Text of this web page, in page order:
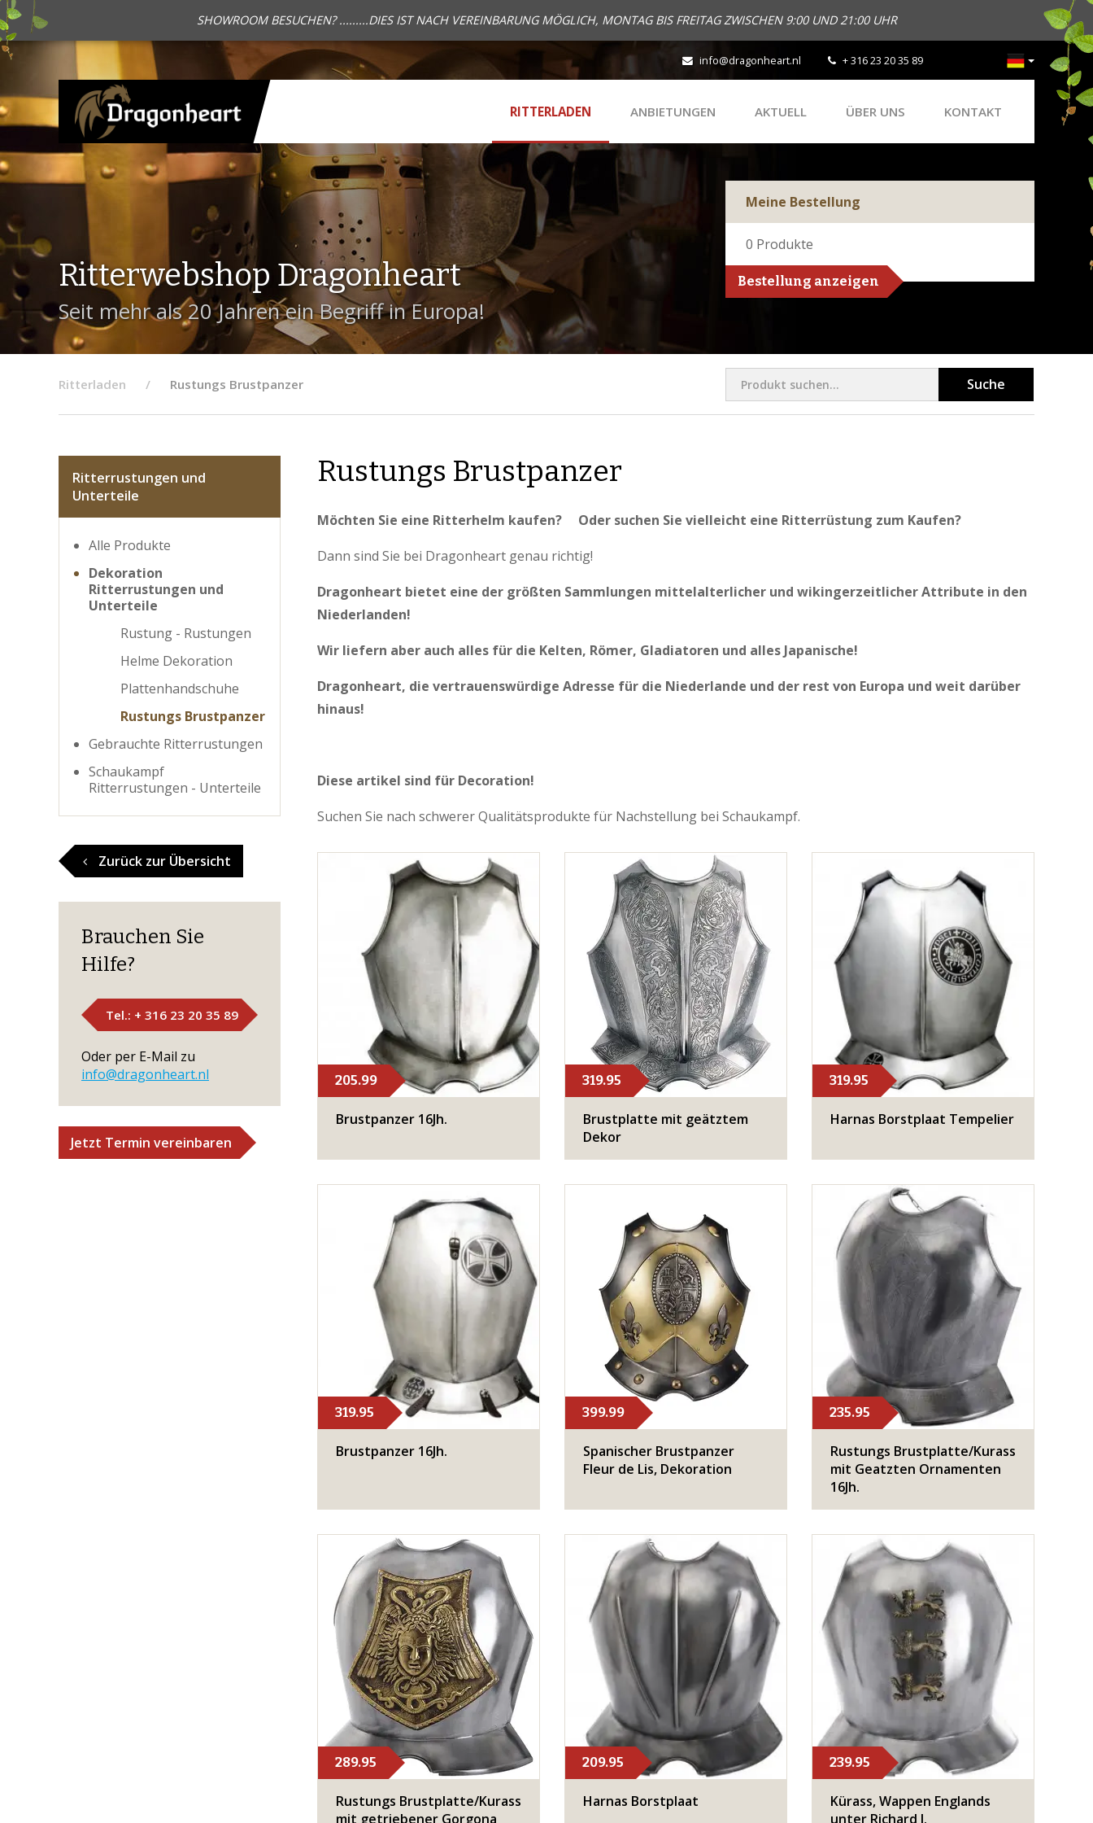
SHOWROOM BESUCHEN? .........DIES IST NACH VEREINBARUNG MÖGLICH, MONTAG BIS FREITAG ZWISCHEN 9:00 UND 21:00 UHR
info@dragonheart.nl + 316 23 20 35 89
RITTERLADEN ANBIETUNGEN AKTUELL ÜBER UNS KONTAKT
Ritterwebshop Dragonheart
Seit mehr als 20 Jahren ein Begriff in Europa!
Meine Bestellung
0 Produkte
Bestellung anzeigen
Ritterladen Rustungs Brustpanzer Suche
Ritterrustungen und
Unterteile
Alle Produkte
Dekoration
Ritterrustungen und
Unterteile
Rustung - Rustungen
Helme Dekoration
Plattenhandschuhe
Rustungs Brustpanzer
Gebrauchte Ritterrustungen
Schaukampf
Ritterrustungen - Unterteile
Zurück zur Übersicht
Brauchen Sie
Hilfe?
Tel.: + 316 23 20 35 89
Oder per E-Mail zu
info@dragonheart.nl
Jetzt Termin vereinbaren
Rustungs Brustpanzer
Möchten Sie eine Ritterhelm kaufen? Oder suchen Sie vielleicht eine Ritterrüstung zum Kaufen?
Dann sind Sie bei Dragonheart genau richtig!
Dragonheart bietet eine der größten Sammlungen mittelalterlicher und wikingerzeitlicher Attribute in den
Niederlanden!
Wir liefern aber auch alles für die Kelten, Römer, Gladiatoren und alles Japanische!
Dragonheart, die vertrauenswürdige Adresse für die Niederlande und der rest von Europa und weit darüber
hinaus!
Diese artikel sind für Decoration!
Suchen Sie nach schwerer Qualitätsprodukte für Nachstellung bei Schaukampf.
205.99
Brustpanzer 16Jh.
319.95
Brustplatte mit geätztem
Dekor
319.95
Harnas Borstplaat Tempelier
319.95
Brustpanzer 16Jh.
399.99
​Spanischer Brustpanzer
Fleur de Lis, Dekoration
235.95
Rustungs Brustplatte/Kurass
mit Geatzten Ornamenten
16Jh.
289.95
Rustungs Brustplatte/Kurass
mit getriebener Gorgona
209.95
Harnas Borstplaat
239.95
Kürass, Wappen Englands
unter Richard I.